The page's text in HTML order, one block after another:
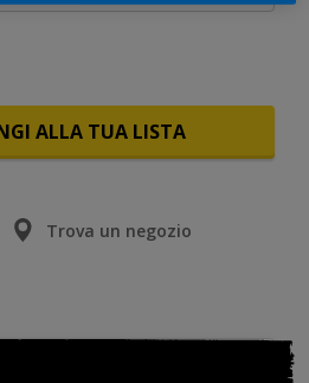
ALLA TUA LISTA
Trova un negozio